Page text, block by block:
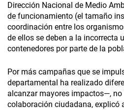
Dirección Nacional de Medio
de funcionamiento (el tamaño
coordinación entre los
de ellos se deben a la incorrecta
contenedores por parte de la
Por más campañas que se
departamental ha realizado
alcanzar mayores impactos—,
colaboración ciudadana, explicó